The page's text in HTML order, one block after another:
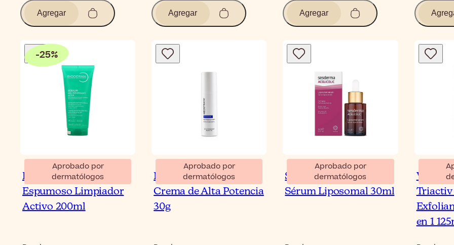
Agregar Agregar Agregar
-25%
Aprobado por
dermatólogos
Bioderma Sébium Gel
Espumoso Limpiador
Activo 200ml
Aprobado por
dermatólogos
NeoStrata Resurface
Crema de Alta Potencia
30g
Aprobado por
dermatólogos
Sesderma Acglicolic
Sérum Liposomal 30ml
Vichy
en 1